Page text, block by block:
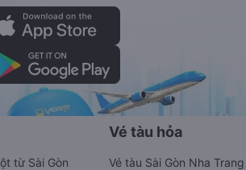
từ Sài Gòn
Vé tàu hỏa
Vé tàu Sài Gòn Nha Trang